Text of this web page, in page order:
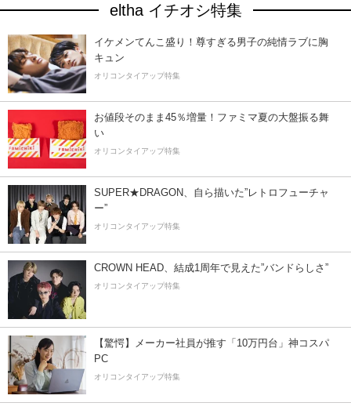
eltha イチオシ特集
イケメンてんこ盛り！尊すぎる男子の純情ラブに胸
キュン
オリコンタイアップ特集
お値段そのまま45％増量！ファミマ夏の大盤振る舞
い
オリコンタイアップ特集
SUPER★DRAGON、自ら描いた”レトロフューチャ
ー”
オリコンタイアップ特集
CROWN HEAD、結成1周年で見えた”バンドらしさ”
オリコンタイアップ特集
【驚愕】メーカー社員が推す「10万円台」神コスパ
PC
オリコンタイアップ特集